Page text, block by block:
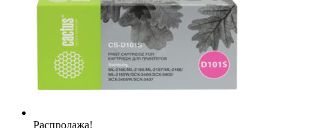
Распродажа!